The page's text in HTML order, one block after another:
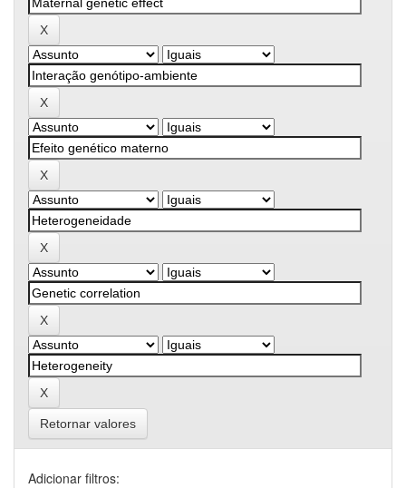
Retornar valores
Adicionar filtros: